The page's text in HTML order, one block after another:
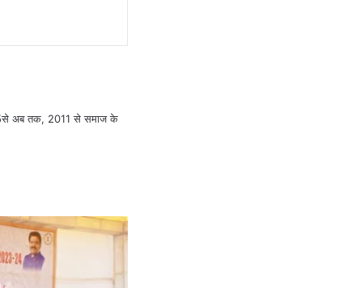
अब तक, 2011 से समाज के